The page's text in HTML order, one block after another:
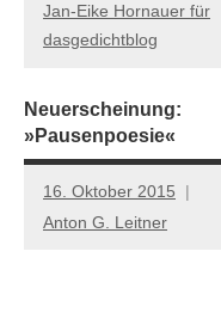
Jan-Eike Hornauer für
dasgedichtblog
Neuerscheinung:
»Pausenpoesie«
16. Oktober 2015
Anton G. Leitner